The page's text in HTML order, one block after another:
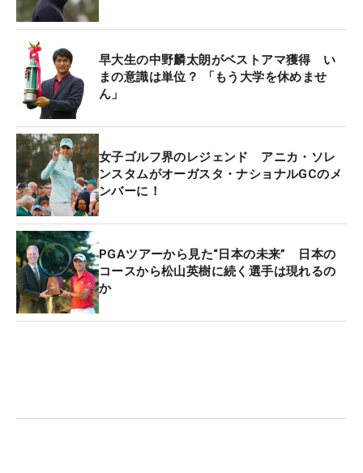
キャディからは他にも「『スムーススイング』って
たくさん言われました」とアドバイスが。普段は高
い球でグリーンに止めてチャンスメイクする中野だ
が、連日の強風の影響で、思ったところに打ててい
なかった。「テンポよくインパクトして、スリーク
ォーターみたいな感じですね。距離は落ちるけど、
ずっしりした球を打てている」と、スムーススイン
グを取り入れた結果、風に負けない球で「戦える」
と自信を取り戻せた。
今年の「日本アマチュアゴルフ選手権」には「早け
れば早いほどいい」と思って出場し、見事優勝。今
大会も同じ心持ちで出場しており「本気で勝ちに来
ています」と真剣な表情で答えた。自信を取り戻し
た中野が、アジアNo.1の称号、そして来年の「マス
早大生の中野麟太朗がベストアマ獲得 い
まの意識は単位？ 「もう大学を休めませ
ん」
女子ゴルフ界のレジェンド アニカ・ソレ
ンスタムがオーガスタ・ナショナルGCのメ
ンバーに！
PGAツアーから見た“日本の未来” 日本の
コースから松山英樹に続く選手は現れるの
か